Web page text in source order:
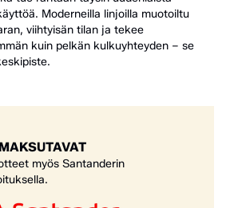
myös Santanderin
Moderneilla linjoilla muotoiltu
viihtyisän tilan ja tekee
kuin pelkän kulkuyhteyden – se